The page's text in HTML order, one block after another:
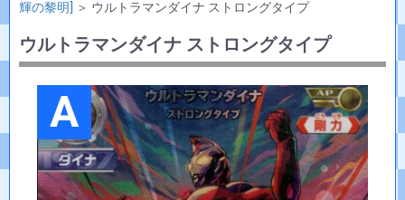
輝の黎明]
＞ ウルトラマンダイナ ストロングタイプ
ウルトラマンダイナ ストロングタイプ
A